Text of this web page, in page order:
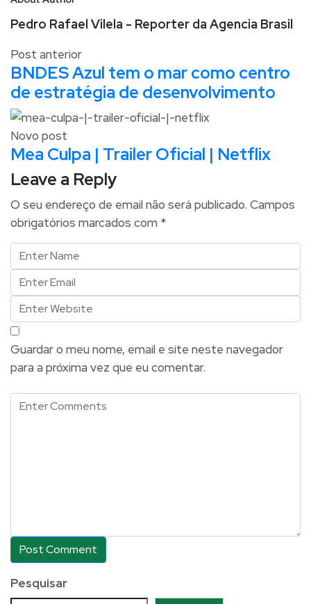
Pedro Rafael Vilela - Reporter da Agencia Brasil
Post anterior
BNDES Azul tem o mar como centro
de estratégia de desenvolvimento
Novo post
Mea Culpa | Trailer Oficial | Netflix
Leave a Reply
O seu endereço de email não será publicado. Campos
obrigatórios marcados com *
Guardar o meu nome, email e site neste navegador
para a próxima vez que eu comentar.
Pesquisar